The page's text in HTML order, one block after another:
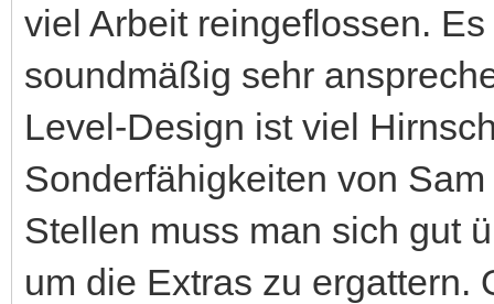
viel Arbeit reingeflossen.
soundmäßig sehr
Level-Design ist viel
Sonderfähigkeiten von
Stellen muss man sich gut
um die Extras zu ergattern.